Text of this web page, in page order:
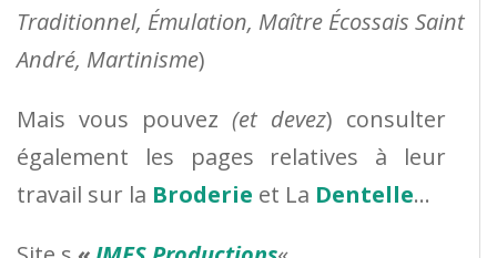
Traditionnel, Émulation, Maître Écossais Saint
André, Martinisme)
Mais vous pouvez (et devez) consulter
également les pages relatives à leur
travail sur la Broderie et La Dentelle…